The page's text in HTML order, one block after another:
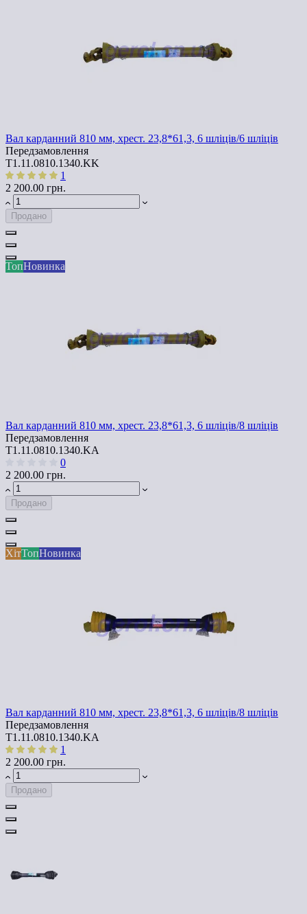
Вал карданний 810 мм, хрест. 23,8*61,3, 6 шліців/6 шліців
Передзамовлення
T1.11.0810.1340.KK
1
2 200.00 грн.
Продано
ТопНовинка
Вал карданний 810 мм, хрест. 23,8*61,3, 6 шліців/8 шліців
Передзамовлення
T1.11.0810.1340.KA
0
2 200.00 грн.
Продано
ХітТопНовинка
Вал карданний 810 мм, хрест. 23,8*61,3, 6 шліців/8 шліців
Передзамовлення
T1.11.0810.1340.KA
1
2 200.00 грн.
Продано